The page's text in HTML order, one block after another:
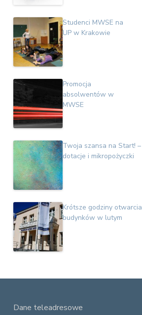
Studenci MWSE na
UP w Krakowie
Promocja
absolwentów w
MWSE
Twoja szansa na Start! –
dotacje i mikropożyczki
Krótsze godziny otwarcia
budynków w lutym
Dane teleadresowe